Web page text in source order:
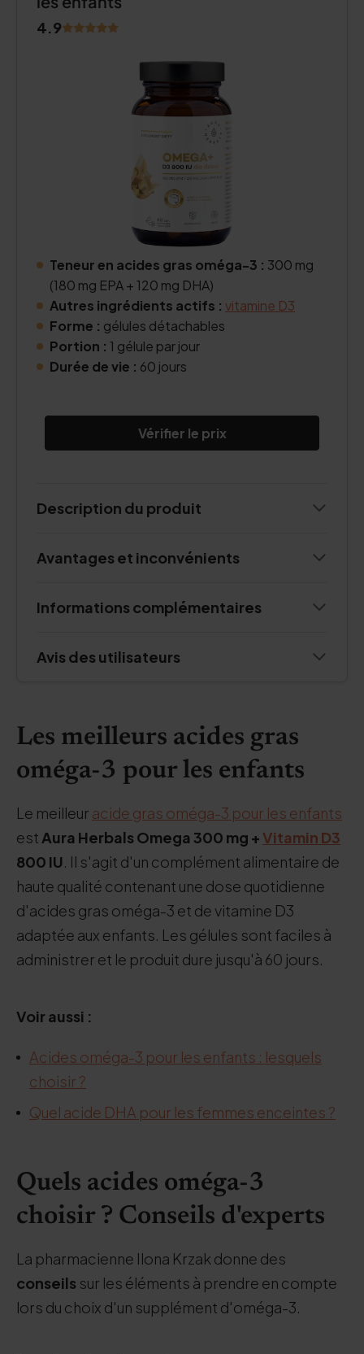
4.9
Teneur en acides gras oméga-3 : 300 mg
(180 mg EPA + 120 mg DHA)
Autres ingrédients actifs : vitamine D3
Forme : gélules détachables
Portion : 1 gélule par jour
Durée de vie : 60 jours
Vérifier le prix
Description du produit
Avantages et inconvénients
Informations complémentaires
Avis des utilisateurs
Les meilleurs acides gras
oméga-3 pour les enfants
Le meilleur acide gras oméga-3 pour les enfants
est Aura Herbals Omega 300 mg +Vitamin D3
800 IU. Il s'agit d'un complément alimentaire de
haute qualité contenant une dose quotidienne
d'acides gras oméga-3 et de vitamine D3
adaptée aux enfants. Les gélules sont faciles à
administrer et le produit dure jusqu'à 60 jours.
Voir aussi :
Acides oméga-3 pour les enfants : lesquels
choisir ?
Quel acide DHA pour les femmes enceintes ?
Quels acides oméga-3
choisir ? Conseils d'experts
La pharmacienne Ilona Krzak donne des
conseils sur les éléments à prendre en compte
lors du choix d'un supplément d'oméga-3.